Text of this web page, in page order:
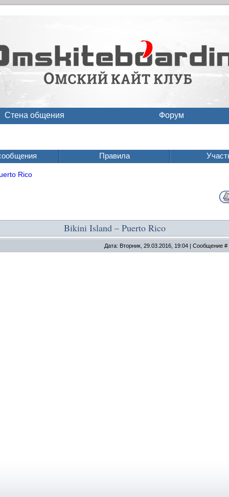
Стена общения Форум
Правила
Rico
Bikini Island – Puerto Rico
Дата: Вторник, 29.03.2016, 19:04 | Сообщение #